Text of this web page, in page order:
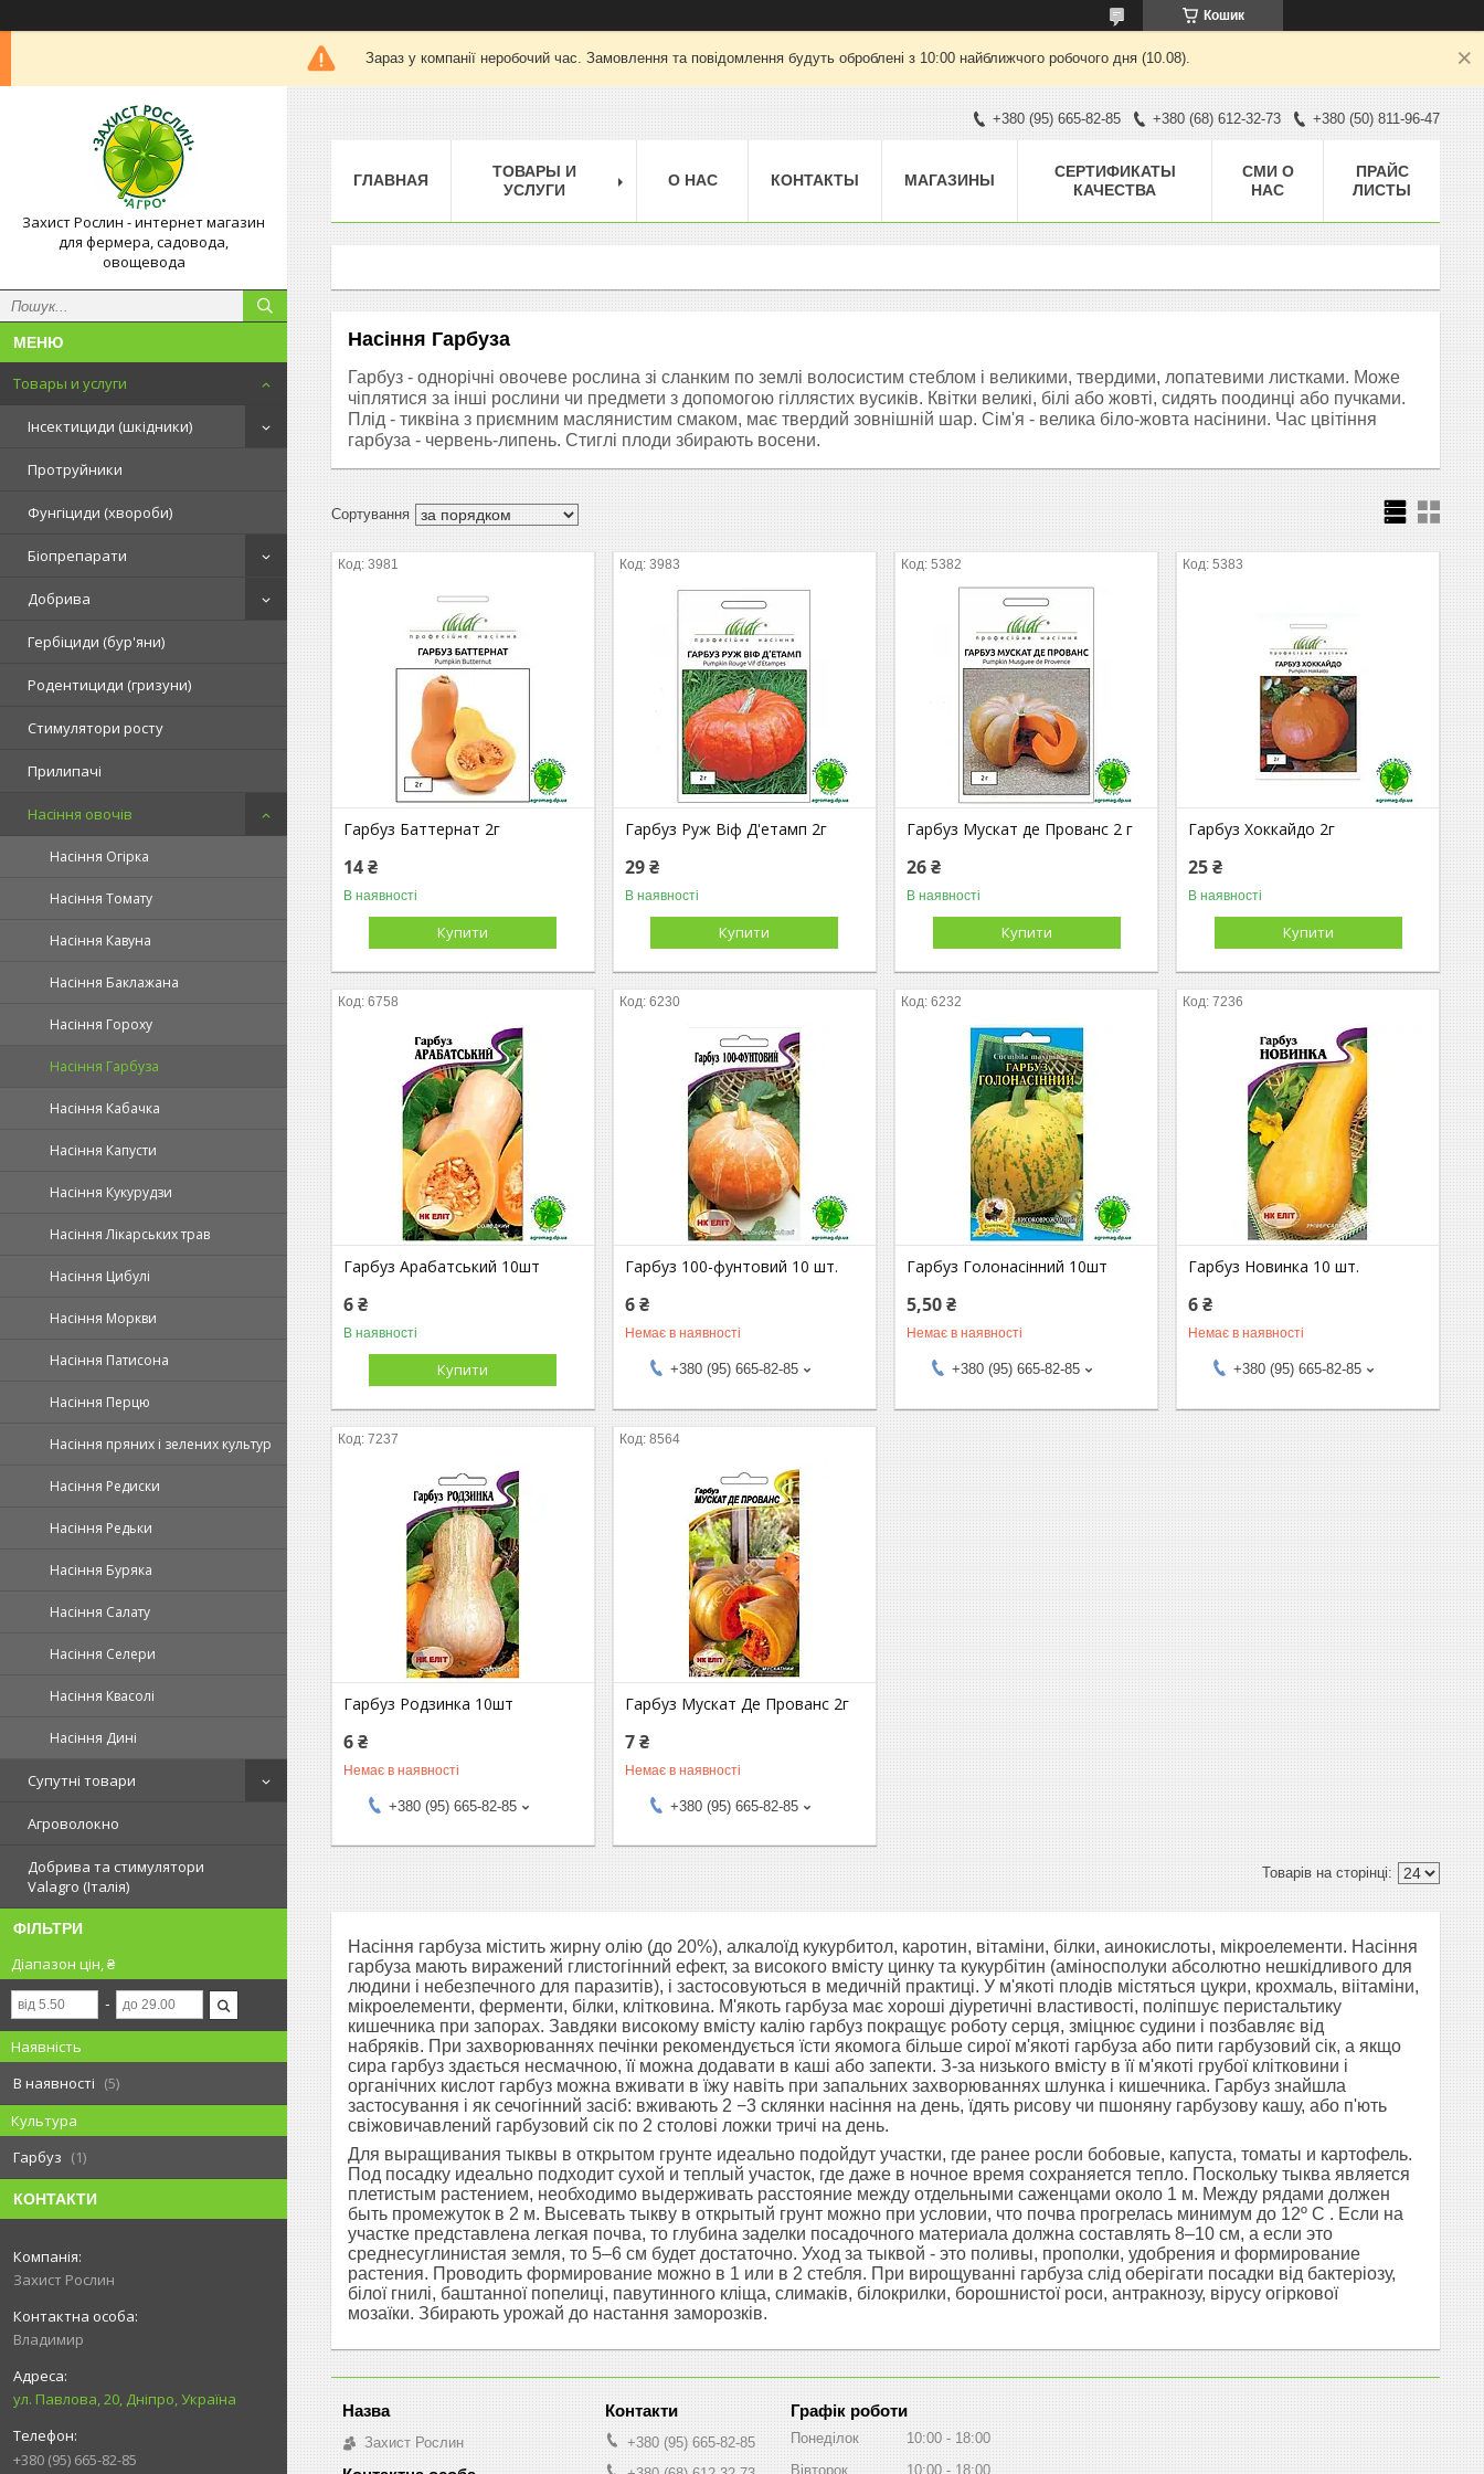
Кошик
Зараз у компанії неробочий час. Замовлення та повідомлення будуть оброблені з 10:00 найближчого робочого дня (10.08).
Захист Рослин - интернет магазин
для фермера, садовода,
овощевода
Товары и услуги
Інсектициди (шкідники)
Протруйники
Фунгіциди (хвороби)
Біопрепарати
Добрива
Гербіциди (бур'яни)
Родентициди (гризуни)
Стимулятори росту
Прилипачі
Насіння овочів
Насіння Огірка
Насіння Томату
Насіння Кавуна
Насіння Баклажана
Насіння Гороху
Насіння Гарбуза
Насіння Кабачка
Насіння Капусти
Насіння Кукурудзи
Насіння Лікарських трав
Насіння Цибулі
Насіння Моркви
Насіння Патисона
Насіння Перцю
Насіння пряних і зелених культур
Насіння Редиски
Насіння Редьки
Насіння Буряка
Насіння Салату
Насіння Селери
Насіння Квасолі
Насіння Дині
Супутні товари
Агроволокно
Добрива та стимулятори
Valagro (Італія)
ФІЛЬТРИ
Діапазон цін, ₴
Наявність
В наявності
5
Культура
Гарбуз
1
КОНТАКТИ
Захист Рослин
Владимир
ул. Павлова, 20, Дніпро, Україна
+380 (95) 665-82-85
+380 (95) 665-82-85 +380 (68) 612-32-73 +380 (50) 811-96-47
ГЛАВНАЯ
ТОВАРЫ И
УСЛУГИ
О НАС КОНТАКТЫ МАГАЗИНЫ
CЕРТИФИКАТЫ
КАЧЕСТВА
СМИ О
НАС
ПРАЙС
ЛИСТЫ
Насіння Гарбуза
Гарбуз - однорічні овочеве рослина зі сланким по землі волосистим стеблом і великими, твердими, лопатевими листками. Може
чіплятися за інші рослини чи предмети з допомогою гіллястих вусиків. Квітки великі, білі або жовті, сидять поодинці або пучками.
Плід - тиквіна з приємним маслянистим смаком, має твердий зовнішній шар. Сім'я - велика біло-жовта насінини. Час цвітіння
гарбуза - червень-липень. Стиглі плоди збирають восени.
3981
Гарбуз Баттернат 2г
14 ₴
В наявності
Купити
3983
Гарбуз Руж Віф Д'етамп 2г
29 ₴
В наявності
Купити
5382
Гарбуз Мускат де Прованс 2 г
26 ₴
В наявності
Купити
5383
Гарбуз Хоккайдо 2г
25 ₴
В наявності
Купити
6758
Гарбуз Арабатський 10шт
6 ₴
В наявності
Купити
6230
Гарбуз 100-фунтовий 10 шт.
6 ₴
Немає в наявності
+380 (95) 665-82-85
6232
Гарбуз Голонасінний 10шт
5,50 ₴
Немає в наявності
+380 (95) 665-82-85
7236
Гарбуз Новинка 10 шт.
6 ₴
Немає в наявності
+380 (95) 665-82-85
7237
Гарбуз Родзинка 10шт
6 ₴
Немає в наявності
+380 (95) 665-82-85
8564
Гарбуз Мускат Де Прованс 2г
7 ₴
Немає в наявності
+380 (95) 665-82-85
Насіння гарбуза містить жирну олію (до 20%), алкалоїд кукурбитол, каротин, вітаміни, білки, аинокислоты, мікроелементи. Насіння
гарбуза мають виражений глистогінний ефект, за високого вмісту цинку та кукурбітин (аміносполуки абсолютно нешкідливого для
людини і небезпечного для паразитів), і застосовуються в медичній практиці. У м'якоті плодів містяться цукри, крохмаль, віітаміни,
мікроелементи, ферменти, білки, клітковина. М'якоть гарбуза має хороші діуретичні властивості, поліпшує перистальтику
кишечника при запорах. Завдяки високому вмісту калію гарбуз покращує роботу серця, зміцнює судини і позбавляє від
набряків. При захворюваннях печінки рекомендується їсти якомога більше сирої м'якоті гарбуза або пити гарбузовий сік, а якщо
сира гарбуз здається несмачною, її можна додавати в каші або запекти. З-за низького вмісту в її м'якоті грубої клітковини і
органічних кислот гарбуз можна вживати в їжу навіть при запальних захворюваннях шлунка і кишечника. Гарбуз знайшла
застосування і як сечогінний засіб: вживають 2 −3 склянки насіння на день, їдять рисову чи пшоняну гарбузову кашу, або п'ють
свіжовичавлений гарбузовий сік по 2 столові ложки тричі на день.
Для выращивания тыквы в открытом грунте идеально подойдут участки, где ранее росли бобовые, капуста, томаты и картофель.
Под посадку идеально подходит сухой и теплый участок, где даже в ночное время сохраняется тепло. Поскольку тыква является
плетистым растением, необходимо выдерживать расстояние между отдельными саженцами около 1 м. Между рядами должен
быть промежуток в 2 м. Высевать тыкву в открытый грунт можно при условии, что почва прогрелась минимум до 12º C . Если на
участке представлена легкая почва, то глубина заделки посадочного материала должна составлять 8–10 см, а если это
среднесуглинистая земля, то 5–6 см будет достаточно. Уход за тыквой - это поливы, прополки, удобрения и формирование
растения. Проводить формирование можно в 1 или в 2 стебля. При вирощуванні гарбуза слід оберігати посадки від бактеріозу,
білої гнилі, баштанної попелиці, павутинного кліща, слимаків, білокрилки, борошнистої роси, антракнозу, вірусу огіркової
мозаїки. Збирають урожай до настання заморозків.
Захист Рослин
+380 (95) 665-82-85
Графік роботи
Понеділок 10:00
18:00
Вівторок
10:00 18:00